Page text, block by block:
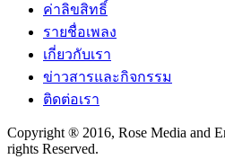
ค่าลิขสิทธิ์
รายชื่อเพลง
เกี่ยวกับเรา
ข่าวสารและกิจกรรม
ติดต่อเรา
Copyright ® 2016, Rose Media and
rights Reserved.